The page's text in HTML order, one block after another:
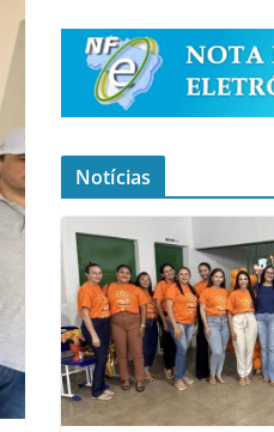
Notícias